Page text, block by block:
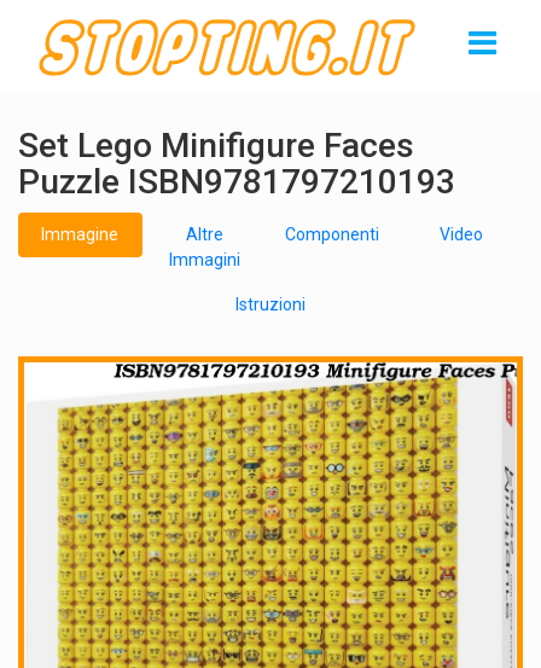
Set Lego Minifigure Faces
Puzzle ISBN9781797210193
Immagine
Altre
Immagini
Componenti Video
Istruzioni